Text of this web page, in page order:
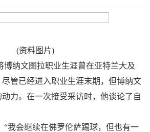
(资料图片)
博纳文图拉职业生涯曾在亚特兰大及
管已经进入职业生涯末期，但博纳文
力。在一次接受采访时，他谈论了自
“我会继续在佛罗伦萨踢球，但也有一